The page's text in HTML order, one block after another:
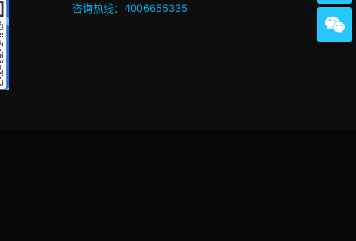
咨询热线：4006655335